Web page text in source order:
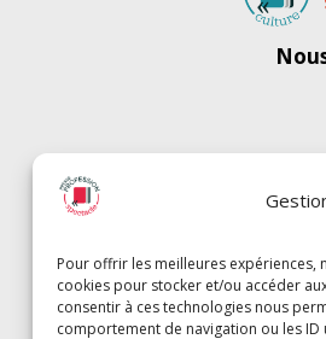
Pour offrir les meilleures expériences,
cookies pour stocker et/ou accéder
consentir à ces technologies nous
comportement de navigation ou les ID